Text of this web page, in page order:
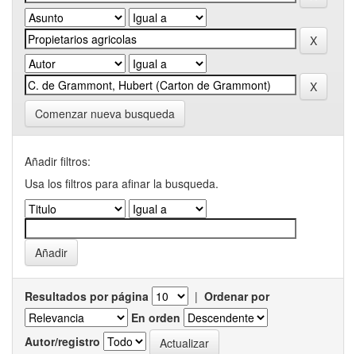
Comenzar nueva busqueda
Añadir filtros:
Usa los filtros para afinar la busqueda.
Resultados por página | Ordenar por
En orden
Autor/registro